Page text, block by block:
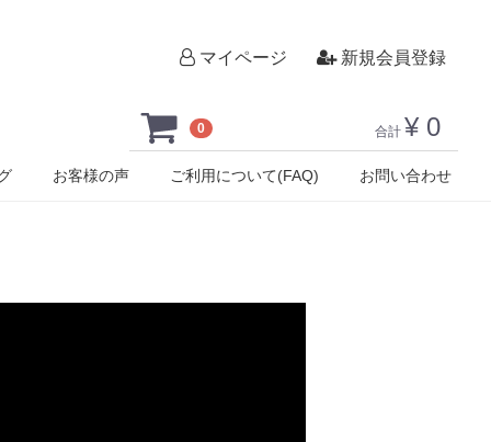
マイページ 新規会員登録
お客様の声 ご利用について(FAQ) お問い合わせ
0 合計 ¥ 0